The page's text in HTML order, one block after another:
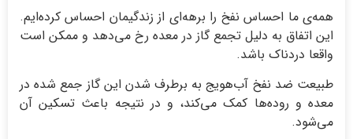
همه‌ی ما احساس نفخ را برهه‌ای از زندگیمان احساس کرده‌ایم.
این اتفاق به دلیل تجمع گاز در معده رخ می‌دهد و ممکن است
واقعا دردناک باشد.
طبیعت ضد نفخ آب‌هویج به برطرف شدن این گاز جمع شده در
معده و روده‌ها کمک می‌کند، و در نتیجه باعث تسکین آن
می‌شود.